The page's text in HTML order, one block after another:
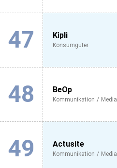
47 Kipli
Konsumgüter
48 BeOp
Kommunikation / Media
49 Actusite
Kommunikation / Media